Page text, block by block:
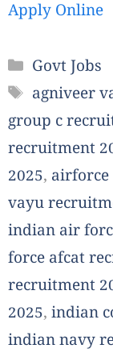
Apply Online
Categories
Govt Jobs
Tags
agniveer
group c
recruitment
2025, airforce
vayu
indian air
force afcat
recruitment
2025, indian
indian navy